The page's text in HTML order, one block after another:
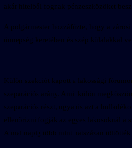
akár hitelből fognak pénzeszközöket
A polgármester hozzáfűzte, hogy a
ünnepség keretében és szép külalakkal
Külön szekciót kapott a lakossági
szeparációs arány. Amit külön
szeparációs részt, ugyanis azt a
ellenőrizni fogják az egyes lakosoknál a
A mai napig több mint hatszázan töltötték